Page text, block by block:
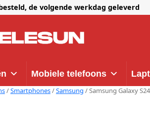
besteld, de volgende werkdag
Mobiele telefoons
/Smartphones/Samsung / Samsung Galaxy